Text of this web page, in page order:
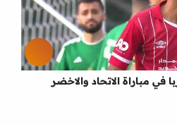
مباراة الاتحاد والاخضر